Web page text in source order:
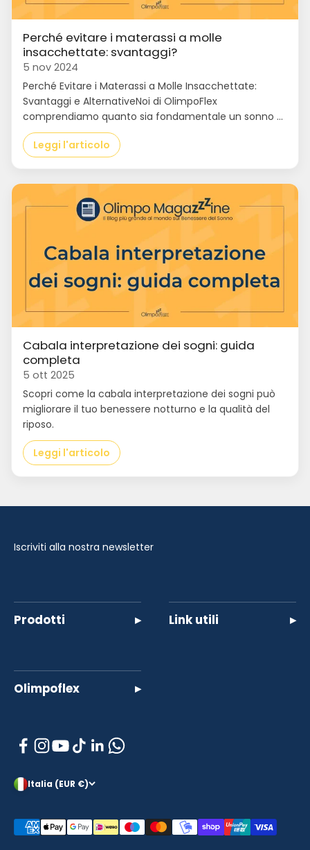
Perché evitare i materassi a molle
insacchettate: svantaggi?
5 nov 2024
Perché Evitare i Materassi a Molle Insacchettate:
Svantaggi e AlternativeNoi di OlimpoFlex
comprendiamo quanto sia fondamentale un sonno ...
Leggi l'articolo
Cabala interpretazione dei sogni: guida
completa
5 ott 2025
Scopri come la cabala interpretazione dei sogni può
migliorare il tuo benessere notturno e la qualità del
riposo.
Leggi l'articolo
Iscriviti alla nostra newsletter
Prodotti ▸ Link utili ▸
Olimpoflex ▸
Italia (EUR €)